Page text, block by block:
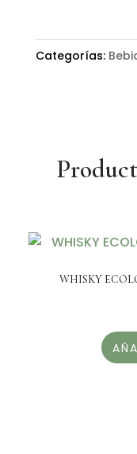
Categorías:
WHISKY